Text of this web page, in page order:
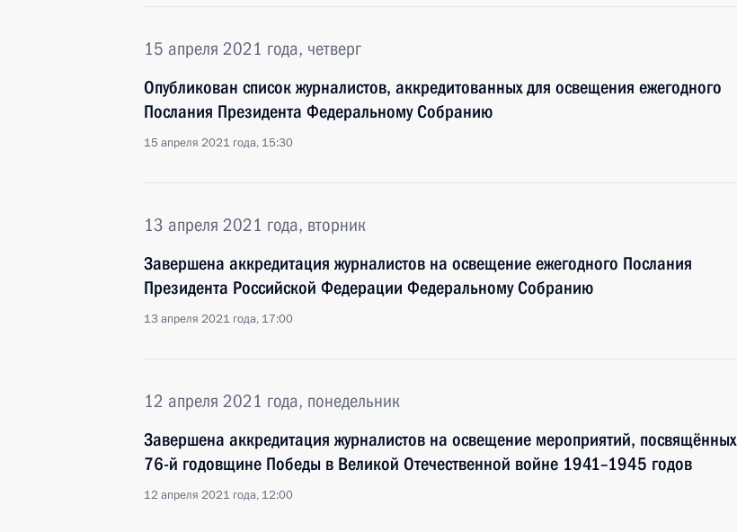
15 апреля 2021 года, четверг
Опубликован список журналистов, аккредитованных для освещения ежегодного
Послания Президента Федеральному Собранию
15 апреля 2021 года, 15:30
13 апреля 2021 года, вторник
Завершена аккредитация журналистов на освещение ежегодного Послания
Президента Российской Федерации Федеральному Собранию
13 апреля 2021 года, 17:00
12 апреля 2021 года, понедельник
Завершена аккредитация журналистов на освещение мероприятий, посвящённых
76-й годовщине Победы в Великой Отечественной войне 1941–1945 годов
12 апреля 2021 года, 12:00